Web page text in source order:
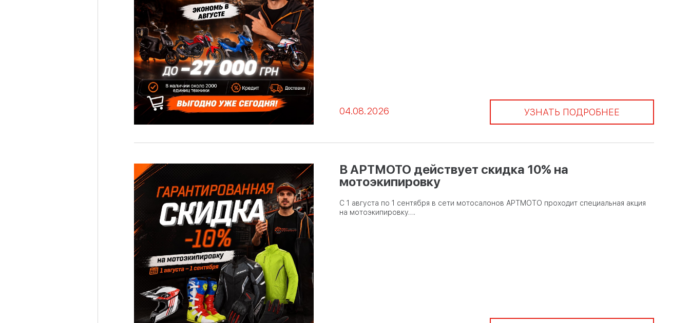
04.08.2026 УЗНАТЬ ПОДРОБНЕЕ
В АРТМОТО действует скидка 10% на
мотоэкипировку
С 1 августа по 1 сентября в сети мотосалонов АРТМОТО проходит специальная акция
на мотоэкипировку….